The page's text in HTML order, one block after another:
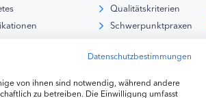
Diabetes
Qualitätskriterien
Schwerpunktpraxen
Kliniken
Diabetes-Fachhändler
Datenschutzbestimmungen
von ihnen sind notwendig, während andere
zu betreiben. Die Einwilligung umfasst